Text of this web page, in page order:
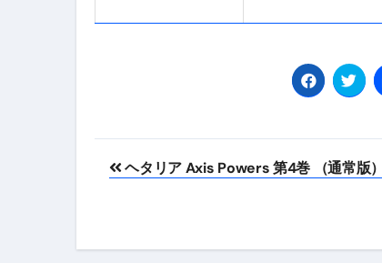
投ヘタリア Axis Powers 第4巻 （通常版）